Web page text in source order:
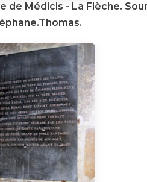
de Médicis - La Flèche.